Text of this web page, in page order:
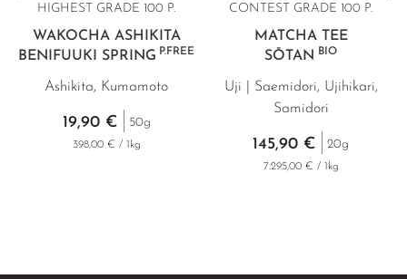
HIGHEST GRADE 100 P.
WAKOCHA ASHIKITA
BENIFUUKI SPRINGP.FREE
Ashikita, Kumamoto
19,90 € 50g
398,00 € / 1kg
CONTEST GRADE 100 P.
MATCHA TEE
SŌTAN
BIO
Uji | Saemidori, Ujihikari,
Samidori
145,90 € 20g
7.295,00 € / 1kg